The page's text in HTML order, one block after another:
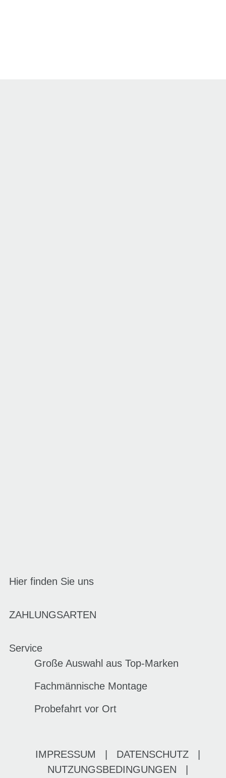
Hier finden Sie uns
ZAHLUNGSARTEN
Service
Große Auswahl aus Top-Marken
Fachmännische Montage
Probefahrt vor Ort
IMPRESSUM DATENSCHUTZ
NUTZUNGSBEDINGUNGEN